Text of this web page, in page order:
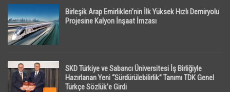
Birleşik Arap Emirlikleri’nin İlk Yüksek Hızlı Demiryolu
Projesine Kalyon İnşaat İmzası
SKD Türkiye ve Sabancı Üniversitesi İş Birliğiyle
Hazırlanan Yeni “Sürdürülebilirlik” Tanımı TDK Genel
Türkçe Sözlük’e Girdi